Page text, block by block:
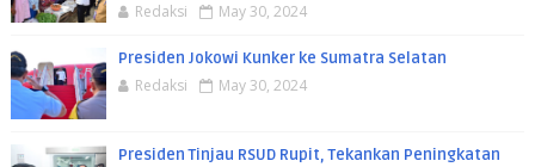
Redaksi May 30, 2024
Presiden Jokowi Kunker ke Sumatra Selatan
Redaksi May 30, 2024
Presiden Tinjau RSUD Rupit, Tekankan Peningkatan